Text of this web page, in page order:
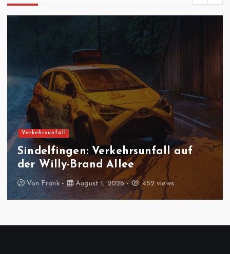
Feuerwehreinsatz
Gäufelden-Nebringen:
Fräsmaschine brennt in
Produktionshalle
VonFrank August 1, 2026 433 views